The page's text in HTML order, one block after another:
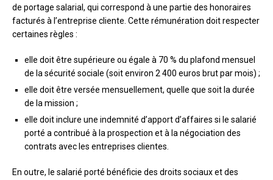
de portage salarial, qui correspond à une partie des honoraires
facturés à l’entreprise cliente. Cette rémunération doit respecter
certaines règles :
elle doit être supérieure ou égale à 70 % du plafond mensuel
de la sécurité sociale (soit environ 2 400 euros brut par mois) ;
elle doit être versée mensuellement, quelle que soit la durée
de la mission ;
elle doit inclure une indemnité d’apport d’affaires si le salarié
porté a contribué à la prospection et à la négociation des
contrats avec les entreprises clientes.
En outre, le salarié porté bénéficie des droits sociaux et des